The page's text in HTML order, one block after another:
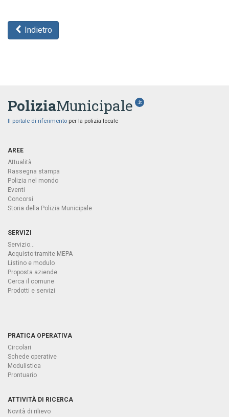
Indietro
PoliziaMunicipale .it
Il portale di riferimento per la polizia locale
AREE
Attualità
Rassegna stampa
Polizia nel mondo
Eventi
Concorsi
Storia della Polizia Municipale
SERVIZI
Servizio...
Acquisto tramite MEPA
Listino e modulo
Proposta aziende
Cerca il comune
Prodotti e servizi
PRATICA OPERATIVA
Circolari
Schede operative
Modulistica
Prontuario
ATTIVITÀ DI RICERCA
Novità di rilievo